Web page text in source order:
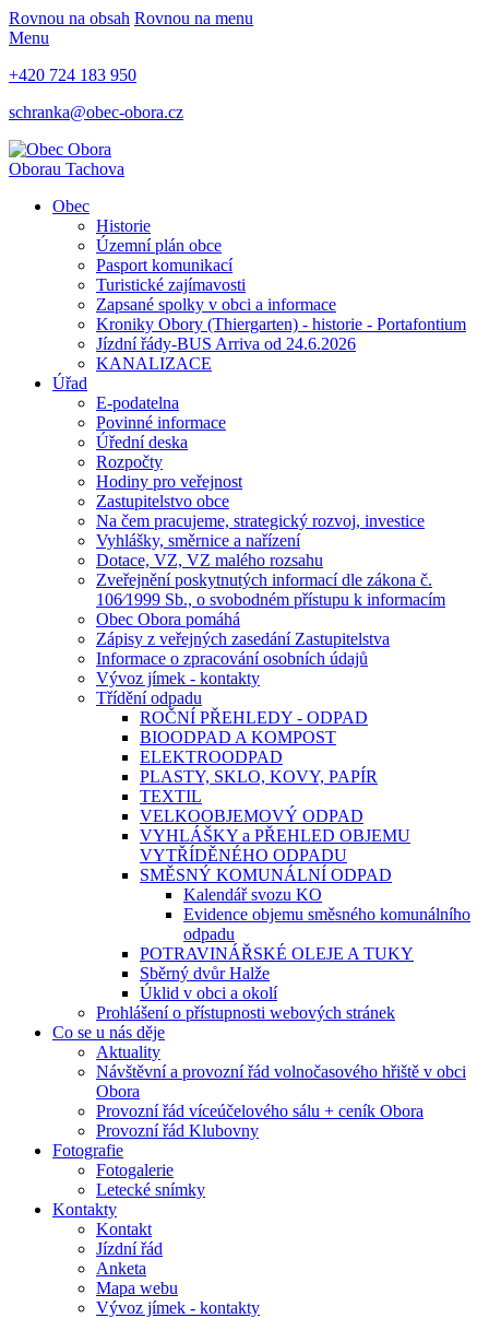
Rovnou na obsah Rovnou na menu
Menu
+420 724 183 950
schranka@obec-obora.cz
Oborau Tachova
Obec
Historie
Územní plán obce
Pasport komunikací
Turistické zajímavosti
Zapsané spolky v obci a informace
Kroniky Obory (Thiergarten) - historie - Portafontium
Jízdní řády-BUS Arriva od 24.6.2026
KANALIZACE
Úřad
E-podatelna
Povinné informace
Úřední deska
Rozpočty
Hodiny pro veřejnost
Zastupitelstvo obce
Na čem pracujeme, strategický rozvoj, investice
Vyhlášky, směrnice a nařízení
Dotace, VZ, VZ malého rozsahu
Zveřejnění poskytnutých informací dle zákona č.
106⁄1999 Sb., o svobodném přístupu k informacím
Obec Obora pomáhá
Zápisy z veřejných zasedání Zastupitelstva
Informace o zpracování osobních údajů
Vývoz jímek - kontakty
Třídění odpadu
ROČNÍ PŘEHLEDY - ODPAD
BIOODPAD A KOMPOST
ELEKTROODPAD
PLASTY, SKLO, KOVY, PAPÍR
TEXTIL
VELKOOBJEMOVÝ ODPAD
VYHLÁŠKY a PŘEHLED OBJEMU
VYTŘÍDĚNÉHO ODPADU
SMĚSNÝ KOMUNÁLNÍ ODPAD
Kalendář svozu KO
Evidence objemu směsného komunálního
odpadu
POTRAVINÁŘSKÉ OLEJE A TUKY
Sběrný dvůr Halže
Úklid v obci a okolí
Prohlášení o přístupnosti webových stránek
Co se u nás děje
Aktuality
Návštěvní a provozní řád volnočasového hřiště v obci
Obora
Provozní řád víceúčelového sálu + ceník Obora
Provozní řád Klubovny
Fotografie
Fotogalerie
Letecké snímky
Kontakty
Kontakt
Jízdní řád
Anketa
Mapa webu
Vývoz jímek - kontakty